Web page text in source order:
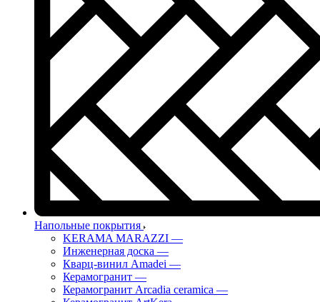
Напольные покрытия
KERAMA MARAZZI —
Инженерная доска —
Кварц-винил Amadei —
Керамогранит —
Керамогранит Arcadia ceramica —